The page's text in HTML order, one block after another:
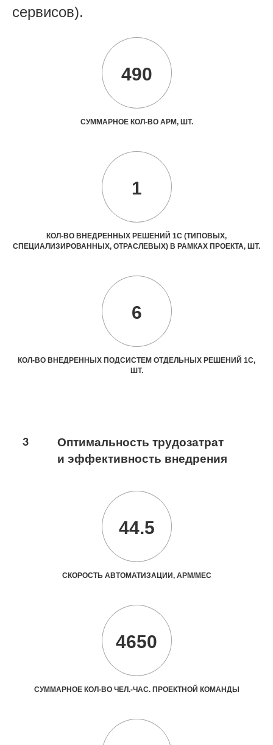
сервисов).
490
СУММАРНОЕ КОЛ-ВО АРМ, ШТ.
1
КОЛ-ВО ВНЕДРЕННЫХ РЕШЕНИЙ 1С (ТИПОВЫХ,
СПЕЦИАЛИЗИРОВАННЫХ, ОТРАСЛЕВЫХ) В РАМКАХ ПРОЕКТА, ШТ.
6
КОЛ-ВО ВНЕДРЕННЫХ ПОДСИСТЕМ ОТДЕЛЬНЫХ РЕШЕНИЙ 1С,
ШТ.
3
Оптимальность трудозатрат
и эффективность внедрения
44.5
СКОРОСТЬ АВТОМАТИЗАЦИИ, АРМ/МЕС
4650
СУММАРНОЕ КОЛ-ВО ЧЕЛ.-ЧАС. ПРОЕКТНОЙ КОМАНДЫ